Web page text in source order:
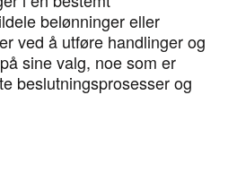
belønninger eller
ved å utføre handlinger og
sine valg, noe som er
beslutningsprosesser og